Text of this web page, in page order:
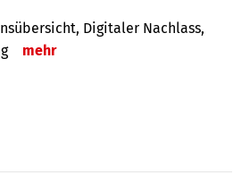
Digitaler Nach­lass,
mehr